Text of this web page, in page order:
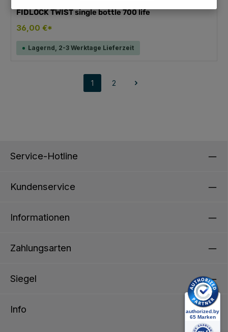
FIDLOCK TWIST single bottle 700 life
36,00 €*
Lagernd, 2-3 Werktage Lieferzeit
Seite
1
Seite
2
Service-Hotline
Kundenservice
Informationen
Zahlungsarten
Siegel
Info